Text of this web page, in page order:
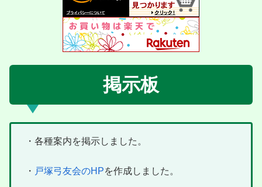
掲示板
・各種案内を掲示しました。
・ 戸塚弓友会のHPを作成しました。